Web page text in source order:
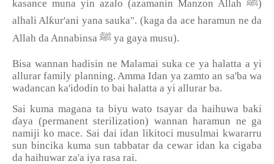
kasance muna yin azalo (azamanin Manzon Allah ﷺ)
alhali Alƙur'ani yana sauka". (kaga da ace haramun ne da
Allah da Annabinsa ﷺ ya gaya musu).
Bisa wannan hadisin ne Malamai suka ce ya halatta a yi
allurar family planning. Amma Idan ya zamto an sa'ba wa
wadancan ka'idodin to bai halatta a yi allurar ba.
Sai kuma magana ta biyu wato tsayar da haihuwa baki
ɗaya (permanent sterilization) wannan haramun ne ga
namiji ko mace. Sai dai idan likitoci musulmai kwararru
sun bincika kuma sun tabbatar da cewar idan ka cigaba
da haihuwar za'a iya rasa rai.